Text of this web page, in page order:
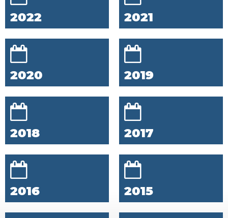
2022 2021
2020 2019
2018 2017
2016 2015